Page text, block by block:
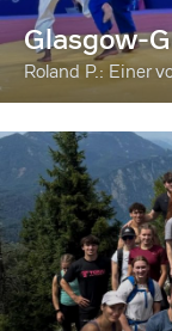
Glasgow-
Roland P.: Einer